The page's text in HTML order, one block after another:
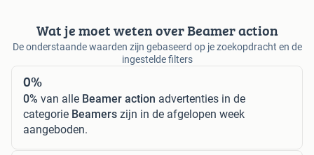
Wat je moet weten over Beamer action
De onderstaande waarden zijn gebaseerd op je zoekopdracht en de
ingestelde filters
0%
0% van alle Beamer action advertenties in de
categorie Beamers zijn in de afgelopen week
aangeboden.